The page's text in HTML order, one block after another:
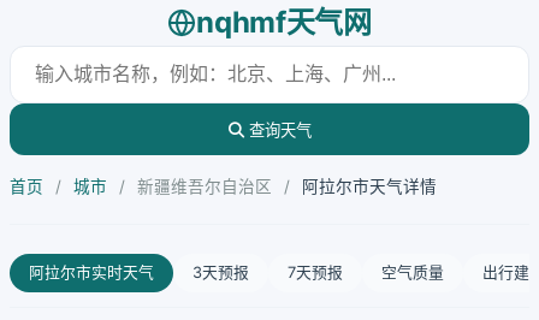
nqhmf天气网
查询天气
首页 / 城市 / 新疆维吾尔自治区 / 阿拉尔市天气详情
阿拉尔市实时天气 3天预报 7天预报 空气质量 出行建